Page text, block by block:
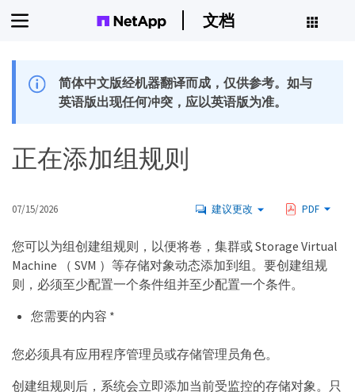
文档
简体中文版经机器翻译而成，仅供参考。如与
英语版出现任何冲突，应以英语版为准。
正在添加组规则
07/15/2026 建议更改 PDF
您可以为组创建组规则，以便将卷，集群或 Storage Virtual
Machine （ SVM ）等存储对象动态添加到组。要创建组规
则，必须至少配置一个条件组并至少配置一个条件。
您需要的内容 *
您必须具有应用程序管理员或存储管理员角色。
创建组规则后，系统会立即添加当前受监控的存储对象。只